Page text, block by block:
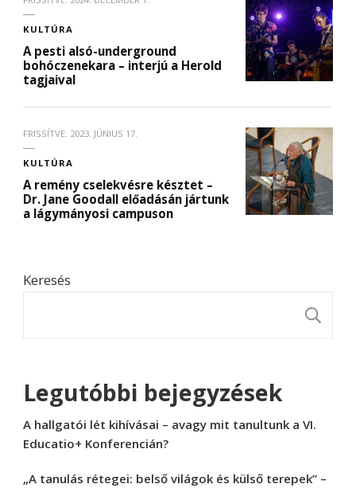
KULTÚRA
A pesti alsó-underground
bohóczenekara – interjú a Herold
tagjaival
FRISSÍTVE: 2023. JÚNIUS 17.
KULTÚRA
A remény cselekvésre késztet –
Dr. Jane Goodall előadásán jártunk
a lágymányosi campuson
Keresés
Legutóbbi bejegyzések
A hallgatói lét kihívásai – avagy mit tanultunk a VI.
Educatio+ Konferencián?
„A tanulás rétegei: belső világok és külső terepek” –